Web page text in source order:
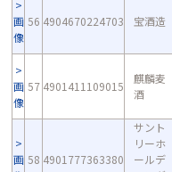
画
像
56 4904670224703 宝酒造
画
像
57 4901411109015
麒麟麦
酒
画 58 4901777363380
サント
リーホ
ールデ